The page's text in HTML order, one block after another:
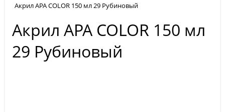
Акрил APA COLOR 150 мл 29 Рубиновый
Акрил APA COLOR 150 мл
29 Рубиновый